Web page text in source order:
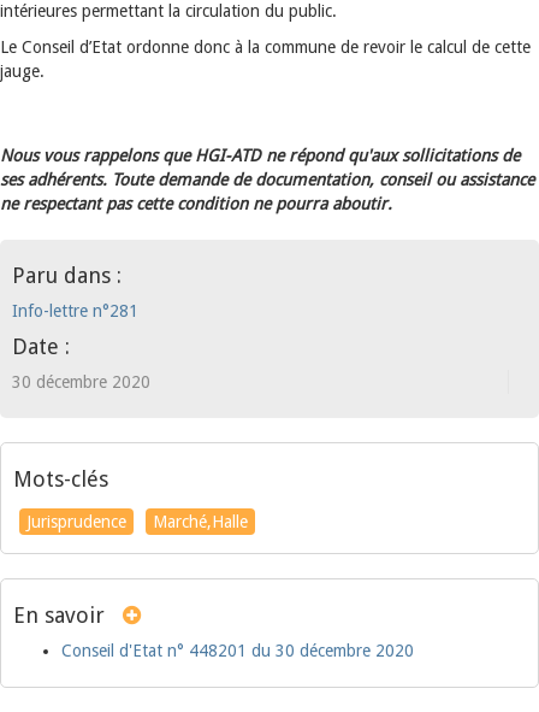
intérieures permettant la circulation du public.
Le Conseil d’Etat ordonne donc à la commune de revoir le calcul de cette
jauge.
Nous vous rappelons que HGI-ATD ne répond qu'aux sollicitations de
ses adhérents. Toute demande de documentation, conseil ou assistance
ne respectant pas cette condition ne pourra aboutir.
Paru dans :
Info-lettre n°281
Date :
30 décembre 2020
Mots-clés
Jurisprudence Marché,Halle
En savoir
Conseil d'Etat n° 448201 du 30 décembre 2020